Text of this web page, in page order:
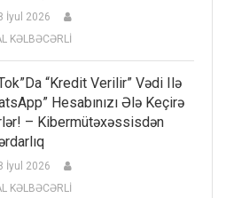
İyul 2026
KƏLBƏCƏRLİ
“kredit Verilir” Vədi Ilə
Hesabınızı Ələ Keçirə
– Kibermütəxəssisdən
İyul 2026
KƏLBƏCƏRLİ